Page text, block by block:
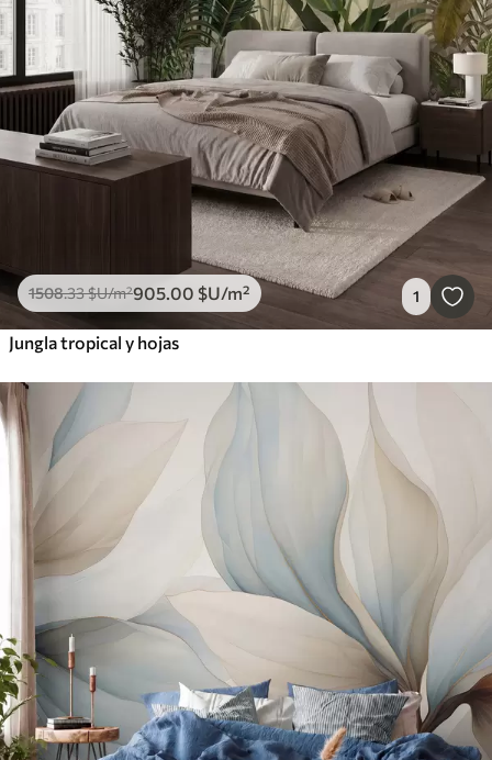
1508.33$U/m²905 .00 $U/m² 1
Jungla tropical y hojas